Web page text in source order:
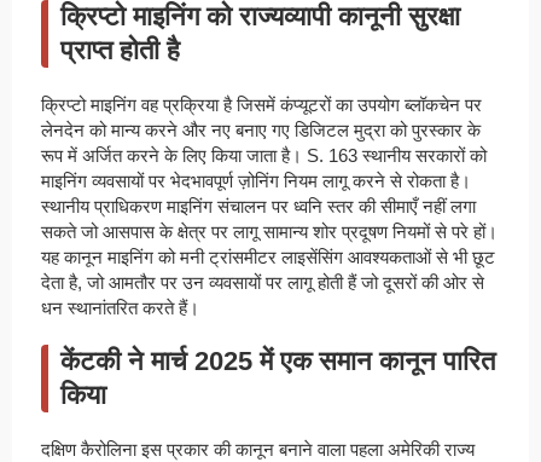
क्रिप्टो माइनिंग को राज्यव्यापी कानूनी सुरक्षा
प्राप्त होती है
क्रिप्टो माइनिंग वह प्रक्रिया है जिसमें कंप्यूटरों का उपयोग ब्लॉकचेन पर
लेनदेन को मान्य करने और नए बनाए गए डिजिटल मुद्रा को पुरस्कार के
रूप में अर्जित करने के लिए किया जाता है। S. 163 स्थानीय सरकारों को
माइनिंग व्यवसायों पर भेदभावपूर्ण ज़ोनिंग नियम लागू करने से रोकता है।
स्थानीय प्राधिकरण माइनिंग संचालन पर ध्वनि स्तर की सीमाएँ नहीं लगा
सकते जो आसपास के क्षेत्र पर लागू सामान्य शोर प्रदूषण नियमों से परे हों।
यह कानून माइनिंग को मनी ट्रांसमीटर लाइसेंसिंग आवश्यकताओं से भी छूट
देता है, जो आमतौर पर उन व्यवसायों पर लागू होती हैं जो दूसरों की ओर से
धन स्थानांतरित करते हैं।
केंटकी ने मार्च 2025 में एक समान कानून पारित
किया
दक्षिण कैरोलिना इस प्रकार की कानून बनाने वाला पहला अमेरिकी राज्य